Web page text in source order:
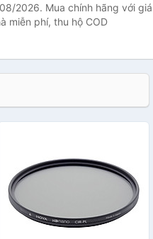
2026. Mua chính hãng với giá
miễn phí, thu hộ COD